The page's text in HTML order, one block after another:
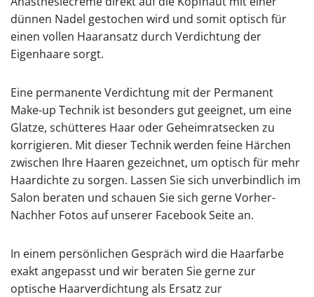
dünnen Nadel gestochen wird und somit optisch für
einen vollen Haaransatz durch Verdichtung der
Eigenhaare sorgt.
Eine permanente Verdichtung mit der Permanent
Make-up Technik ist besonders gut geeignet, um eine
Glatze, schütteres Haar oder Geheimratsecken zu
korrigieren. Mit dieser Technik werden feine Härchen
zwischen Ihre Haaren gezeichnet, um optisch für mehr
Haardichte zu sorgen. Lassen Sie sich unverbindlich im
Salon beraten und schauen Sie sich gerne Vorher-
Nachher Fotos auf unserer Facebook Seite an.
In einem persönlichen Gespräch wird die Haarfarbe
exakt angepasst und wir beraten Sie gerne zur
optische Haarverdichtung als Ersatz zur